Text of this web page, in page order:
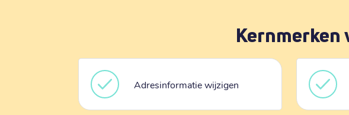
Kernmerken
Adresinformatie wijzigen